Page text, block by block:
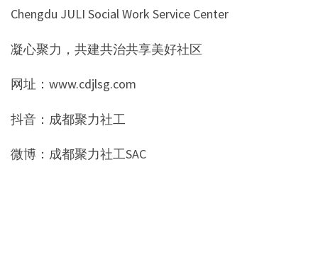
Chengdu JULI Social Work Service Center
凝心聚力，共建共治共享美好社区
网址：www.cdjlsg.com
抖音：成都聚力社工
微博：成都聚力社工SAC